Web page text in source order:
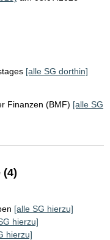
[alle SG dorthin]
Finanzen (BMF) [alle SG
(4)
[alle SG hierzu]
hierzu]
hierzu]